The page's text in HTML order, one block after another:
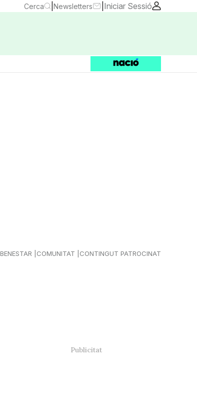
Cerca Newsletters Iniciar Sessió
BENESTAR COMUNITAT CONTINGUT PATROCINAT